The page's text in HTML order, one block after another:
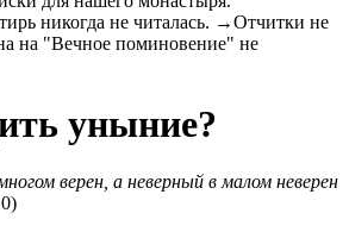
никогда не читалась. →Отчитки не
на "Вечное поминовение" не
уныние?
верен, а неверный в малом неверен